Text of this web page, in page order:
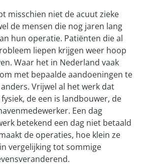
misschien niet de acuut zieke
de mensen die nog jaren lang
hun operatie. Patiënten die al
liepen krijgen weer hoop
Waar het in Nederland vaak
met bepaalde aandoeningen te
Vrijwel al het werk dat
de een is landbouwer, de
Een dag
betekend een dag niet betaald
de operaties, hoe klein ze
vergelijking tot sommige